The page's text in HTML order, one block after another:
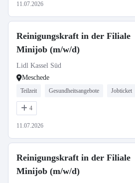
11.07.2026
Reinigungskraft in der Filiale
Minijob (m/w/d)
Lidl Kassel Süd
Meschede
Teilzeit Gesundheitsangebote Jobticket
4
11.07.2026
Reinigungskraft in der Filiale
Minijob (m/w/d)